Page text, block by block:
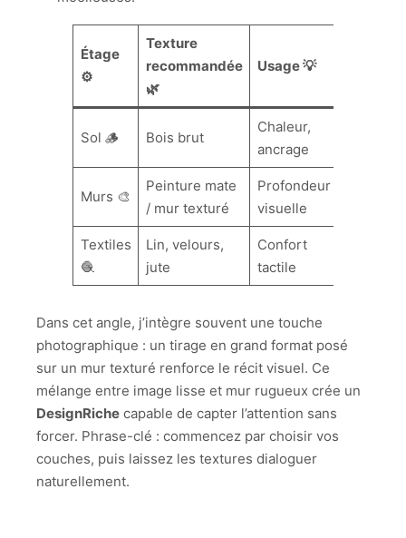
Étage
⚙️
Texture
recommandée
🌿
Usage 💡
Sol 🪵 Bois brut
Chaleur,
ancrage
Murs 🎨
Peinture mate
/ mur texturé
Profondeur
visuelle
Textiles
🧶
Lin, velours,
jute
Confort
tactile
Dans cet angle, j’intègre souvent une touche
photographique : un tirage en grand format posé
sur un mur texturé renforce le récit visuel. Ce
mélange entre image lisse et mur rugueux crée un
DesignRiche capable de capter l’attention sans
forcer. Phrase-clé : commencez par choisir vos
couches, puis laissez les textures dialoguer
naturellement.